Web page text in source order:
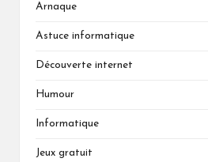
Arnaque
Astuce informatique
Découverte internet
Humour
Informatique
Jeux gratuit